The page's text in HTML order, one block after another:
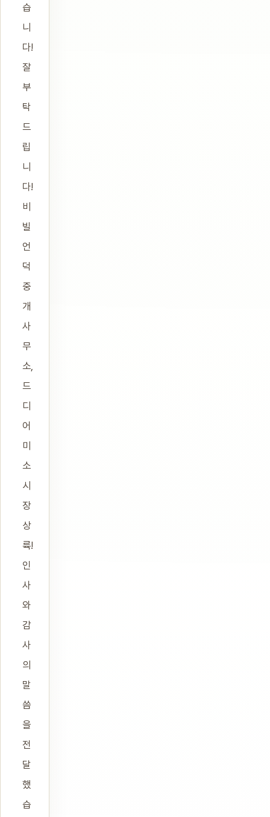
습
니
다!
잘
부
탁
드
립
니
다!
비
빌
언
덕
중
개
사
무
소,
드
디
어
미
소
시
장
상
륙!
인
사
와
감
사
의
말
씀
을
전
달
했
습